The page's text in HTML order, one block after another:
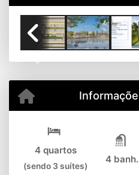
4 quartos
(sendo 3 suítes)
4 banh.